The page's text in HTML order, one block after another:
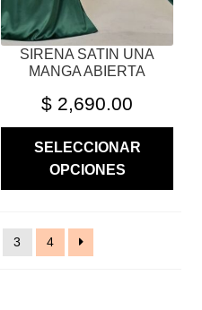
SIRENA SATIN UNA
MANGA ABIERTA
$ 2,690.00
SELECCIONAR
OPCIONES
LA
PÁGINA
3 4